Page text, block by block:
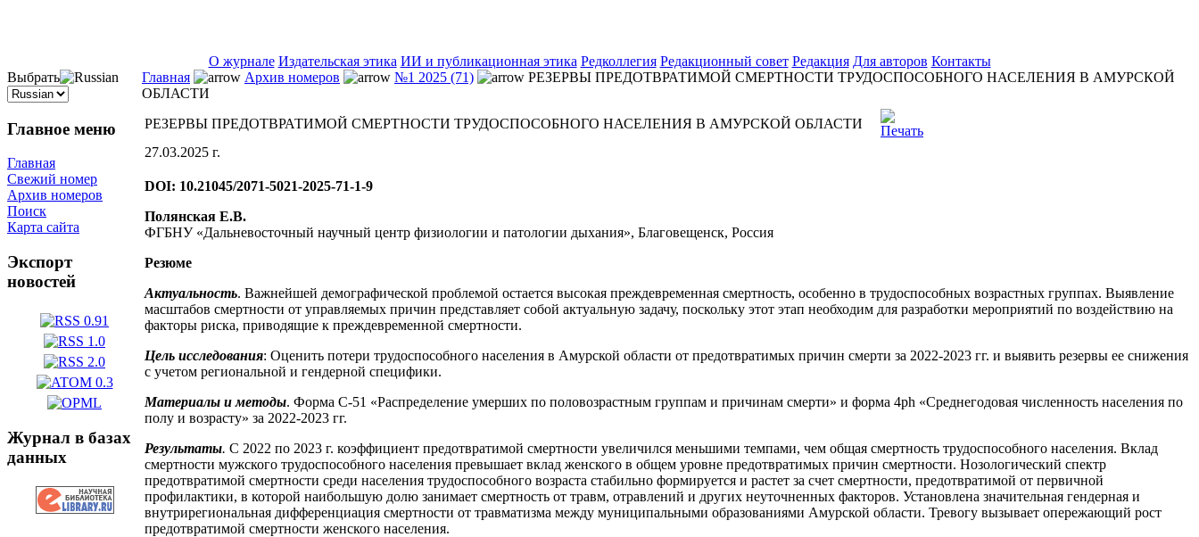
О журнале Издательская этика ИИ и публикационная этика Редколлегия Редакционный совет Редакция Для авторов Контакты
Выбрать
Главное меню
Главная
Свежий номер
Архив номеров
Поиск
Карта сайта
Экспорт
новостей
Журнал в базах
данных
Главная Архив номеров №1 2025 (71)
РЕЗЕРВЫ ПРЕДОТВРАТИМОЙ СМЕРТНОСТИ ТРУДОСПОСОБНОГО НАСЕЛЕНИЯ В АМУРСКОЙ
ОБЛАСТИ
РЕЗЕРВЫ ПРЕДОТВРАТИМОЙ СМЕРТНОСТИ ТРУДОСПОСОБНОГО НАСЕЛЕНИЯ В АМУРСКОЙ ОБЛАСТИ
27.03.2025 г.
DOI: 10.21045/2071-5021-2025-71-1-9
Полянская Е.В.
ФГБНУ «Дальневосточный научный центр физиологии и патологии дыхания», Благовещенск, Россия
Резюме
Актуальность. Важнейшей демографической проблемой остается высокая преждевременная смертность, особенно в трудоспособных возрастных группах. Выявление
масштабов смертности от управляемых причин представляет собой актуальную задачу, поскольку этот этап необходим для разработки мероприятий по воздействию на
факторы риска, приводящие к преждевременной смертности.
Цель исследования: Оценить потери трудоспособного населения в Амурской области от предотвратимых причин смерти за 2022-2023 гг. и выявить резервы ее снижения
с учетом региональной и гендерной специфики.
Материалы и методы. Форма С-51 «Распределение умерших по половозрастным группам и причинам смерти» и форма 4ph «Среднегодовая численность населения по
полу и возрасту» за 2022-2023 гг.
Результаты. С 2022 по 2023 г. коэффициент предотвратимой смертности увеличился меньшими темпами, чем общая смертность трудоспособного населения. Вклад
смертности мужского трудоспособного населения превышает вклад женского в общем уровне предотвратимых причин смертности. Нозологический спектр
предотвратимой смертности среди населения трудоспособного возраста стабильно формируется и растет за счет смертности, предотвратимой от первичной
профилактики, в которой наибольшую долю занимает смертность от травм, отравлений и других неуточненных факторов. Установлена значительная гендерная и
внутрирегиональная дифференциация смертности от травматизма между муниципальными образованиями Амурской области. Тревогу вызывает опережающий рост
предотвратимой смертности женского населения.